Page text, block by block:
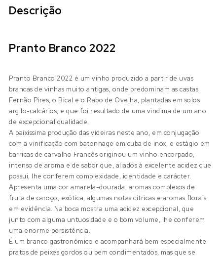
Descrição
Pranto Branco 2022
Pranto Branco 2022 é um vinho produzido a partir de uvas
brancas de vinhas muito antigas, onde predominam as castas
Fernão Pires, o Bical e o Rabo de Ovelha, plantadas em solos
argilo-calcários, e que foi resultado de uma vindima de um ano
de excepcional qualidade.
A baixíssima produção das videiras neste ano, em conjugação
com a vinificação com batonnage em cuba de inox, e estágio em
barricas de carvalho Francês originou um vinho encorpado,
intenso de aroma e de sabor que, aliados à excelente acidez que
possui, lhe conferem complexidade, identidade e carácter.
Apresenta uma cor amarela-dourada, aromas complexos de
fruta de caroço, exótica, algumas notas cítricas e aromas florais
em evidência. Na boca mostra uma acidez excepcional, que
junto com alguma untuosidade e o bom volume, lhe conferem
uma enorme persistência.
É um branco gastronómico e acompanhará bem especialmente
pratos de peixes gordos ou bem condimentados, mas que se